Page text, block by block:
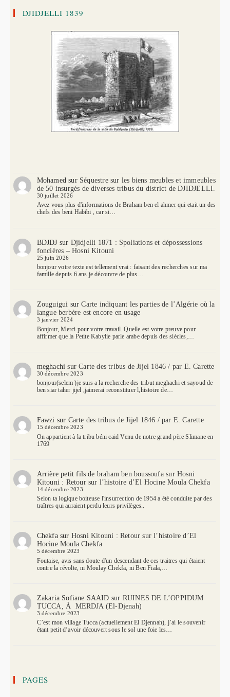
DJIDJELLI 1839
Mohamedsur Séquestre sur les biens meubles et immeubles
de 50 insurgés de diverses tribus du district de DJIDJELLI.
30 juillet 2026
Avez vous plus d'informations de Braham ben el ahmer qui etait un des
chefs des beni Habibi , car si…
BDJDJ sur Djidjelli 1871 : Spoliations et dépossessions
foncières – Hosni Kitouni
25 juin 2026
bonjour votre texte est tellement vrai : faisant des recherches sur ma
famille depuis 6 ans je découvre de plus…
Zouguigui surCarte indiquant les parties de l’Algérie où la
langue berbère est encore en usage
3 janvier 2024
Bonjour, Merci pour votre travail. Quelle est votre preuve pour
affirmer que la Petite Kabylie parle arabe depuis des siècles,…
meghachi surCarte des tribus de Jijel 1846 / par E. Carette
30 décembre 2023
bonjour(selem )je suis a la recherche des tribut meghachi et sayoud de
ben siar taher jijel ,jaimerai reconstituer l,histoire de…
Fawzi sur Carte des tribus de Jijel 1846 / par E. Carette
15 décembre 2023
On appartient à la tribu béni caid Venu de notre grand père Slimane en
1769
Arrière petit fils de braham ben boussoufasur Hosni
Kitouni : Retour sur l’histoire d’El Hocine Moula Chekfa
14 décembre 2023
Selon ta logique boiteuse l'insurrection de 1954 a été conduite par des
traîtres qui auraient perdu leurs privilèges..
Chekfasur Hosni Kitouni : Retour sur l’histoire d’El
Hocine Moula Chekfa
5 décembre 2023
Foutaise, avis sans doute d'un descendant de ces traitres qui étaient
contre la révolte, ni Moulay Chekfa, ni Ben Fiala,…
Zakaria Sofiane SAAID sur RUINES DE L’OPPIDUM
TUCCA, À MERDJA (El-Djenah)
3 décembre 2023
C’est mon village Tucca (actuellement El Djennah), j’ai le souvenir
étant petit d’avoir découvert sous le sol une foie les…
PAGES